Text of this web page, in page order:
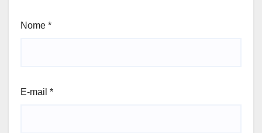
Nome *
E-mail *